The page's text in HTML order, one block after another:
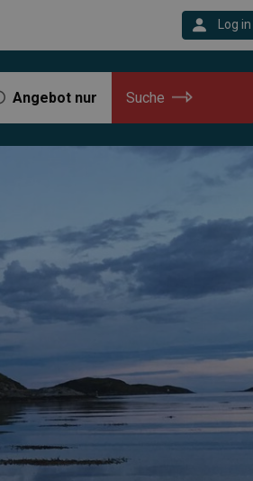
Log in
Angebot nur Suche